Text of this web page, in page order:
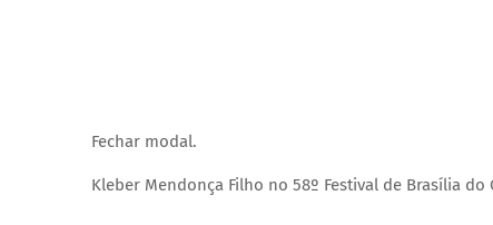
Fechar modal.
Kleber Mendonça Filho no 58º Festival de Brasília do